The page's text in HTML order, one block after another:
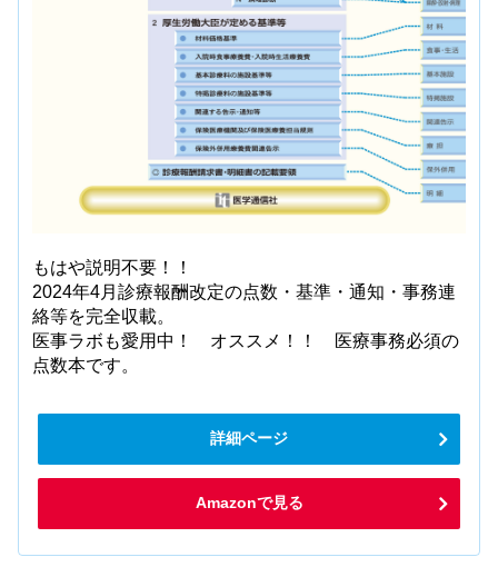
もはや説明不要！！
2024年4月診療報酬改定の点数・基準・通知・事務連
絡等を完全収載。
医事ラボも愛用中！ オススメ！！ 医療事務必須の
点数本です。
詳細ページ
Amazonで見る